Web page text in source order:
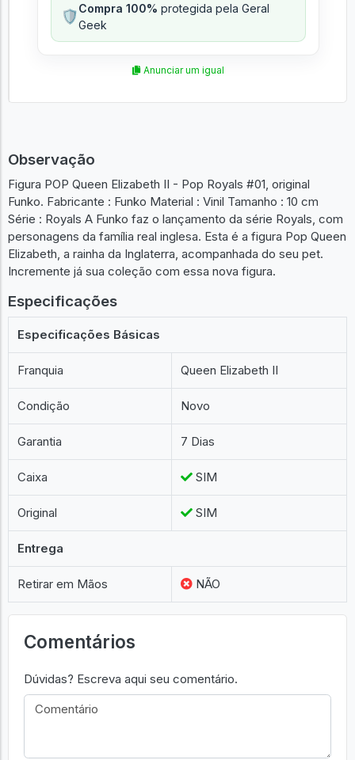
🛡️Compra 100% protegida pela Geral
Geek
Anunciar um igual
Observação
Figura POP Queen Elizabeth II - Pop Royals #01, original
Funko. Fabricante : Funko Material : Vinil Tamanho : 10 cm
Série : Royals A Funko faz o lançamento da série Royals, com
personagens da família real inglesa. Esta é a figura Pop Queen
Elizabeth, a rainha da Inglaterra, acompanhada do seu pet.
Incremente já sua coleção com essa nova figura.
Especificações
Especificações Básicas
Franquia Queen Elizabeth II
Condição Novo
Garantia 7 Dias
Caixa SIM
Original SIM
Entrega
Retirar em Mãos NÃO
Comentários
Dúvidas? Escreva aqui seu comentário.